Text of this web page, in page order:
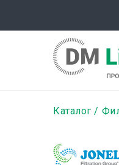
содержанию
Каталог